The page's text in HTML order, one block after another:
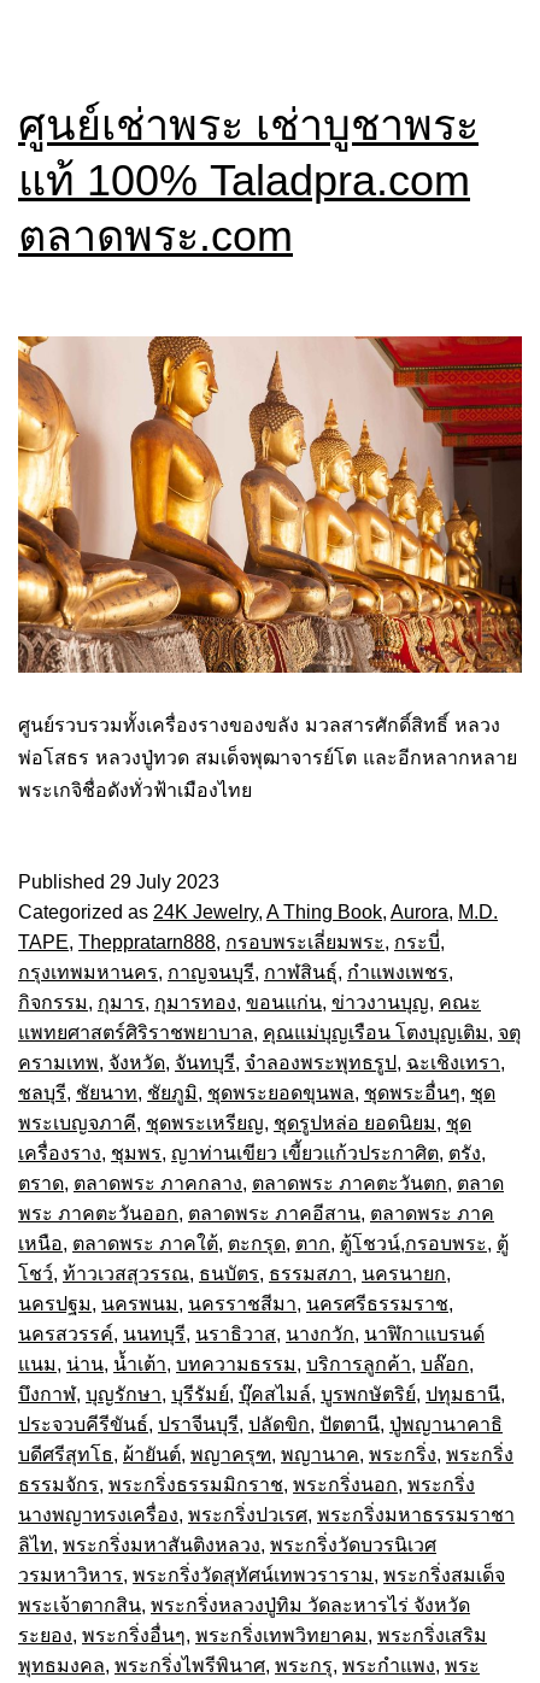
ศูนย์เช่าพระ เช่าบูชาพระ
แท้ 100% Taladpra.com
ตลาดพระ.com
ศูนย์รวบรวมทั้งเครื่องรางของขลัง มวลสารศักดิ์สิทธิ์ หลวง
พ่อโสธร หลวงปู่ทวด สมเด็จพุฒาจารย์โต และอีกหลากหลาย
พระเกจิชื่อดังทั่วฟ้าเมืองไทย
Published 29 July 2023
Categorized as 24K Jewelry, A Thing Book, Aurora, M.D.
TAPE, Theppratarn888, กรอบพระเลี่ยมพระ, กระบี่,
กรุงเทพมหานคร, กาญจนบุรี, กาฬสินธุ์, กำแพงเพชร,
กิจกรรม, กุมาร, กุมารทอง, ขอนแก่น, ข่าวงานบุญ, คณะ
แพทยศาสตร์ศิริราชพยาบาล, คุณแม่บุญเรือน โตงบุญเติม, จตุ
ครามเทพ, จังหวัด, จันทบุรี, จำลองพระพุทธรูป, ฉะเชิงเทรา,
ชลบุรี, ชัยนาท, ชัยภูมิ, ชุดพระยอดขุนพล, ชุดพระอื่นๆ, ชุด
พระเบญจภาคี, ชุดพระเหรียญ, ชุดรูปหล่อ ยอดนิยม, ชุด
เครื่องราง, ชุมพร, ญาท่านเขียว เขี้ยวแก้วประกาศิต, ตรัง,
ตราด, ตลาดพระ ภาคกลาง, ตลาดพระ ภาคตะวันตก, ตลาด
พระ ภาคตะวันออก, ตลาดพระ ภาคอีสาน, ตลาดพระ ภาค
เหนือ, ตลาดพระ ภาคใต้, ตะกรุด, ตาก, ตู้โชวน์,กรอบพระ, ตู้
โชว์, ท้าวเวสสุวรรณ, ธนบัตร, ธรรมสภา, นครนายก,
นครปฐม, นครพนม, นครราชสีมา, นครศรีธรรมราช,
นครสวรรค์, นนทบุรี, นราธิวาส, นางกวัก, นาฬิกาแบรนด์
แนม, น่าน, น้ำเต้า, บทความธรรม, บริการลูกค้า, บล๊อก,
บึงกาฬ, บุญรักษา, บุรีรัมย์, บุ๊คสไมล์, บูรพกษัตริย์, ปทุมธานี,
ประจวบคีรีขันธ์, ปราจีนบุรี, ปลัดขิก, ปัตตานี, ปู่พญานาคาธิ
บดีศรีสุทโธ, ผ้ายันต์, พญาครุฑ, พญานาค, พระกริ่ง, พระกริ่ง
ธรรมจักร, พระกริ่งธรรมมิกราช, พระกริ่งนอก, พระกริ่ง
นางพญาทรงเครื่อง, พระกริ่งปวเรศ, พระกริ่งมหาธรรมราชา
ลิไท, พระกริ่งมหาสันติงหลวง, พระกริ่งวัดบวรนิเวศ
วรมหาวิหาร, พระกริ่งวัดสุทัศน์เทพวราราม, พระกริ่งสมเด็จ
พระเจ้าตากสิน, พระกริ่งหลวงปู่ทิม วัดละหารไร่ จังหวัด
ระยอง, พระกริ่งอื่นๆ, พระกริ่งเทพวิทยาคม, พระกริ่งเสริม
พุทธมงคล, พระกริ่งไพรีพินาศ, พระกรุ, พระกำแพง, พระ